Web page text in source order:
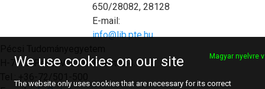
650/28082, 28128
E-mail:
info@lib.pte.hu
H-7622 Pécs, Vasvári Pál utca 4.
We use cookies on our site Magyar nyelvre
The website only uses cookies that are necessary for its correct